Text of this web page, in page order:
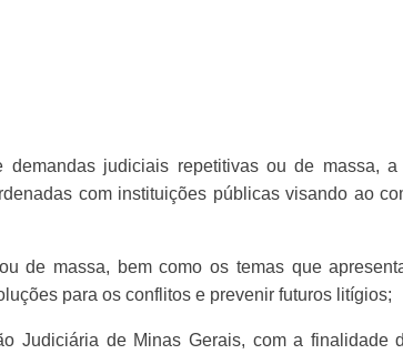
judiciais repetitivas ou de massa, a
com instituições públicas visando ao
de massa, bem como os temas que
para os conflitos e prevenir futuros litígios;
Judiciária de Minas Gerais, com a finalidade